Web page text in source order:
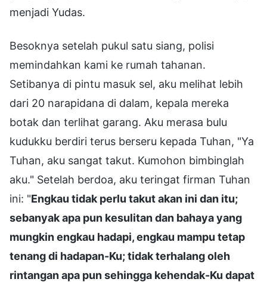
menjadi Yudas.
Besoknya setelah pukul satu siang, polisi
memindahkan kami ke rumah tahanan.
Setibanya di pintu masuk sel, aku melihat lebih
dari 20 narapidana di dalam, kepala mereka
botak dan terlihat garang. Aku merasa bulu
kudukku berdiri terus berseru kepada Tuhan, "Ya
Tuhan, aku sangat takut. Kumohon bimbinglah
aku." Setelah berdoa, aku teringat firman Tuhan
ini: "Engkau tidak perlu takut akan ini dan itu;
sebanyak apa pun kesulitan dan bahaya yang
mungkin engkau hadapi, engkau mampu tetap
tenang di hadapan-Ku; tidak terhalang oleh
rintangan apa pun sehingga kehendak-Ku dapat